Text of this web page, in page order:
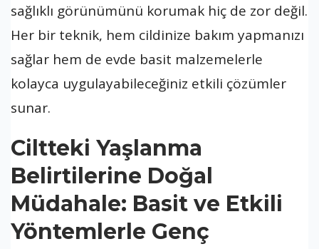
sağlıklı görünümünü korumak hiç de zor değil.
Her bir teknik, hem cildinize bakım yapmanızı
sağlar hem de evde basit malzemelerle
kolayca uygulayabileceğiniz etkili çözümler
sunar.
Ciltteki Yaşlanma
Belirtilerine Doğal
Müdahale: Basit ve Etkili
Yöntemlerle Genç